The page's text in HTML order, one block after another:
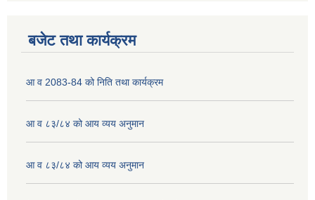
बजेट तथा कार्यक्रम
आ व 2083-84 को निति तथा कार्यक्रम
आ व ८३/८४ को आय व्यय अनुमान
आ व ८३/८४ को आय व्यय अनुमान